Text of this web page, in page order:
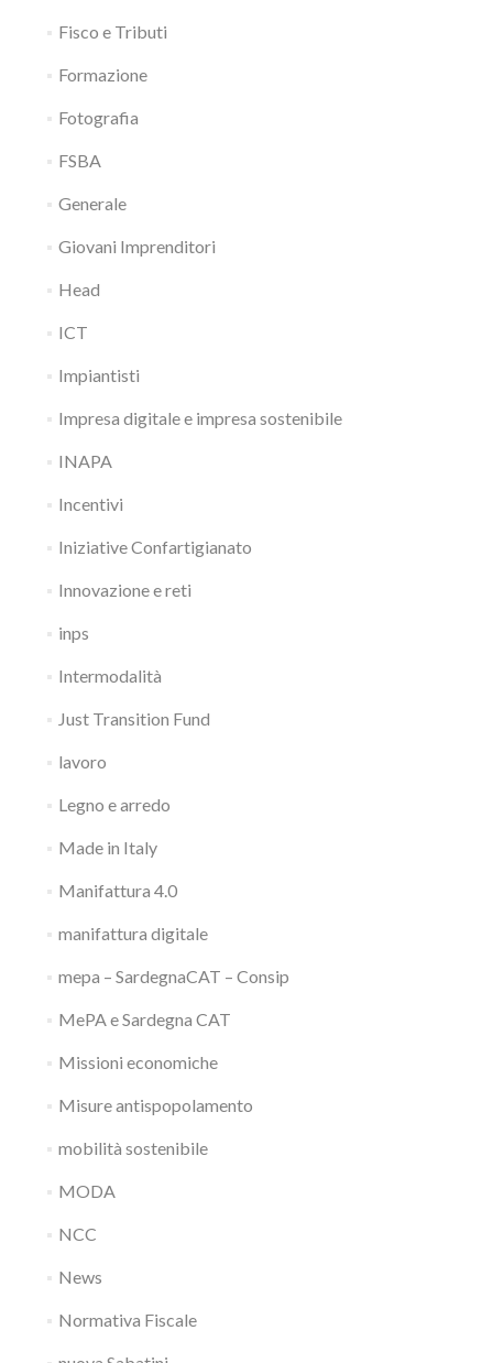
Fisco e Tributi
Formazione
Fotografia
FSBA
Generale
Giovani Imprenditori
Head
ICT
Impiantisti
Impresa digitale e impresa sostenibile
INAPA
Incentivi
Iniziative Confartigianato
Innovazione e reti
inps
Intermodalità
Just Transition Fund
lavoro
Legno e arredo
Made in Italy
Manifattura 4.0
manifattura digitale
mepa – SardegnaCAT – Consip
MePA e Sardegna CAT
Missioni economiche
Misure antispopolamento
mobilità sostenibile
MODA
NCC
News
Normativa Fiscale